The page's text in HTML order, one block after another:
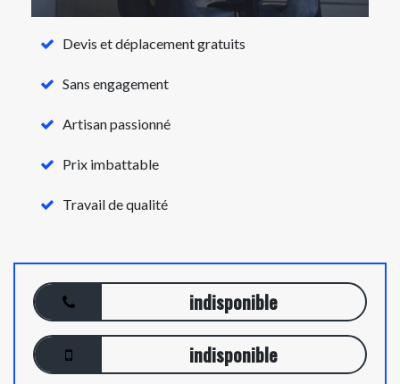
Devis et déplacement gratuits
Sans engagement
Artisan passionné
Prix imbattable
Travail de qualité
indisponible
indisponible